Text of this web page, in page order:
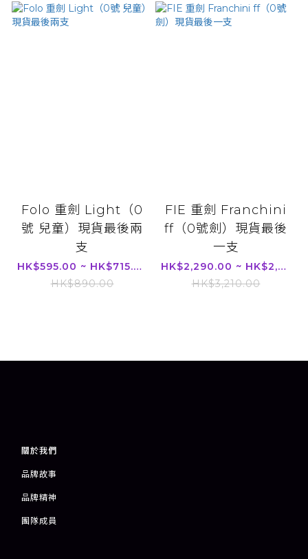
Folo 重劍 Light（0
號 兒童）現貨最後兩
支
HK$595.00 ~ HK$715.00
HK$890.00
FIE 重劍 Franchini
ff（0號劍）現貨最後
一支
HK$2,290.00 ~ HK$2,570.00
HK$3,210.00
關於我們
品牌故事
品牌精神
團隊成員